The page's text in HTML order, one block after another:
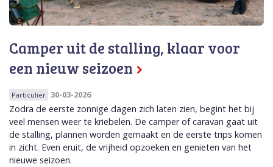
Camper uit de stalling, klaar voor
een nieuw seizoen
Particulier 30-03-2026
Zodra de eerste zonnige dagen zich laten zien, begint het bij
veel mensen weer te kriebelen. De camper of caravan gaat uit
de stalling, plannen worden gemaakt en de eerste trips komen
in zicht. Even eruit, de vrijheid opzoeken en genieten van het
nieuwe seizoen.